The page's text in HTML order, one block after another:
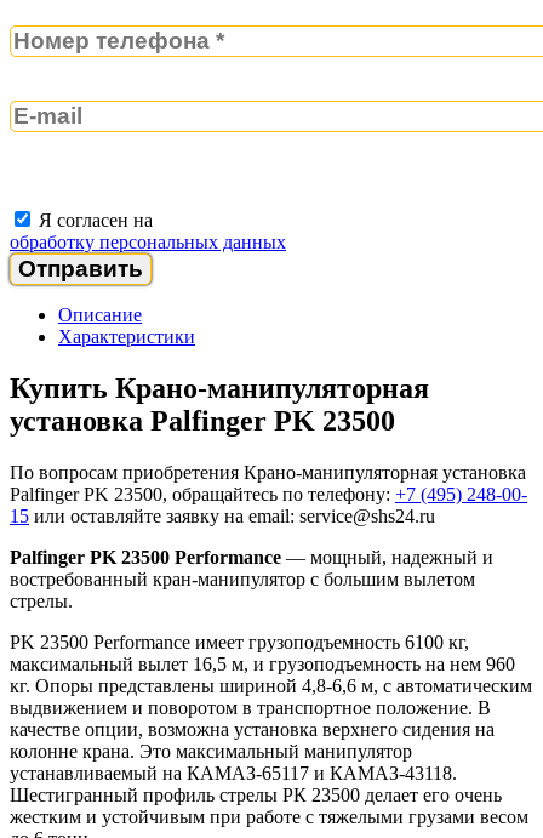
Я согласен на
обработку персональных данных
Описание
Характеристики
Купить Крано-манипуляторная
установка Palfinger PK 23500
По вопросам приобретения Крано-манипуляторная установка
Palfinger PK 23500, обращайтесь по телефону: +7 (495) 248-00-
15 или оставляйте заявку на email: service@shs24.ru
Palfinger PK 23500 Performance — мощный, надежный и
востребованный кран-манипулятор с большим вылетом
стрелы.
PK 23500 Performance имеет грузоподъемность 6100 кг,
максимальный вылет 16,5 м, и грузоподъемность на нем 960
кг. Опоры представлены шириной 4,8-6,6 м, с автоматическим
выдвижением и поворотом в транспортное положение. В
качестве опции, возможна установка верхнего сидения на
колонне крана. Это максимальный манипулятор
устанавливаемый на КАМАЗ-65117 и КАМАЗ-43118.
Шестигранный профиль стрелы РК 23500 делает его очень
жестким и устойчивым при работе с тяжелыми грузами весом